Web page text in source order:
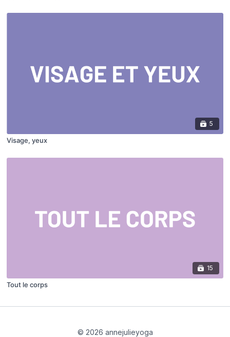
5
Visage, yeux
15
Tout le corps
© 2026 annejulieyoga